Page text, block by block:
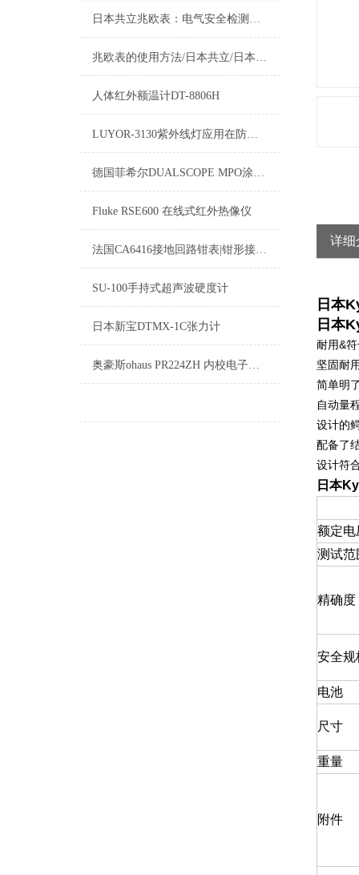
日本共立兆欧表：电气安全检测的可靠助手
兆欧表的使用方法/日本共立/日本日置/福禄克兆欧表测试方法
人体红外额温计DT-8806H
LUYOR-3130紫外线灯应用在防锈油涂敷效果检查
德国菲希尔DUALSCOPE MPO涂层测厚仪如何更改测量单位
Fluke RSE600 在线式红外热像仪
法国CA6416接地回路钳表|钳形接地电阻测试仪
SU-100手持式超声波硬度计
日本新宝DTMX-1C张力计
奥豪斯ohaus PR224ZH 内校电子天平
详细
日本
日本
耐用&
坚固耐
简单明
自动量
设计的
配备了
设计符
日本
额定电
测试范
精确度
安全规
电池
尺寸
重量
附件